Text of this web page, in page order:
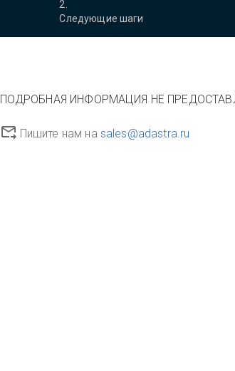
2
Следующие шаги
ПОДРОБНАЯ ИНФОРМАЦИЯ НЕ
Пишите нам на sales@adastra.ru